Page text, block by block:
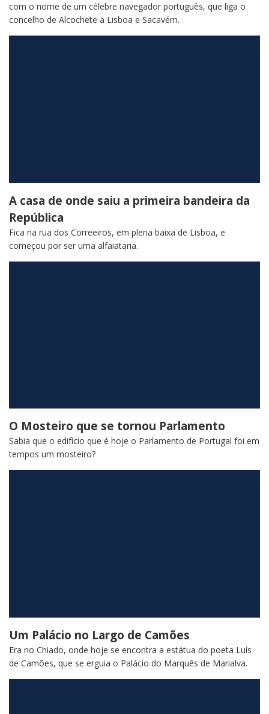
com o nome de um célebre navegador português, que liga o
concelho de Alcochete a Lisboa e Sacavém.
A casa de onde saiu a primeira bandeira da
República
Fica na rua dos Correeiros, em plena baixa de Lisboa, e
começou por ser uma alfaiataria.
O Mosteiro que se tornou Parlamento
Sabia que o edifício que é hoje o Parlamento de Portugal foi em
tempos um mosteiro?
Um Palácio no Largo de Camões
Era no Chiado, onde hoje se encontra a estátua do poeta Luís
de Camões, que se erguia o Palácio do Marquês de Marialva.